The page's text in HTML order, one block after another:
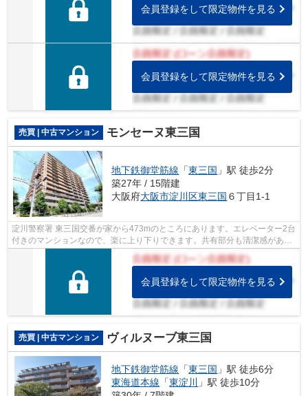
会員登録をして限定物件を見る
会員登録をして限定物件を見る
売買 | 中古マンション モンセーヌ東三国
地下鉄御堂筋線 「東三国 」駅 徒歩2分
築27年 / 15階建
大阪府大阪市淀川区東三国 ６丁目1-1
淀川警察署 東三国交番が家から473mのところにあります。エレベーター2台
付きのマンションなので、楽に上り下りできます。共有部分も清潔感があ
り、綺麗な中古マンションです。駅まで...
会員登録をして限定物件を見る
売買 | 中古マンション ヴィルヌーブ東三国
地下鉄御堂筋線 「東三国 」駅 徒歩6分
東海道本線 「東淀川
」駅 徒歩10分